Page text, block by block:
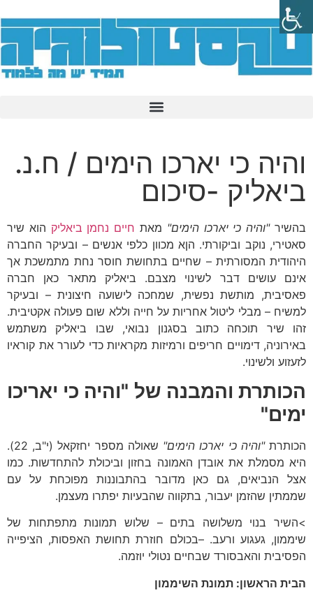
והיה כי יארכו הימים / ח.נ.
ביאליק -סיכום
בהשיר"והיה כי יארכו הימים" מאת חיים נחמן ביאליק הוא שיר
סאטירי, נוקב וביקורתי. הןא מכוון כלפי אנשים – ובעיקר החברה
היהודית המסורתית – שחיים בתחושת חוסר נחת מתמשכת אך
אינם עושים דבר לשינוי מצבם. ביאליק מתאר כאן חברה
פאסיבית, מותשת נפשית, שמחכה לישועה חיצונית – ובעיקר
למשיח – מבלי ליטול אחריות על חייה וללא שום פעולה אקטיבית.
זהו שיר תוכחה כתוב בסגנון נבואי, שבו ביאליק משתמש
באירוניה, דימויים חריפים ורמיזות מקראיות כדי לעורר את קוראיו
לזעזוע ולשינוי.
הכותרת והמבנה של "והיה כי יאריכו
ימים"
הכותרת"והיה כי יארכו הימים"
שאולה מספר יחזקאל (י"ב, 22).
היא מסמלת את אובדן האמונה בחזון וביכולת להתחדשות. כמו
אצל הנביאים, גם כאן מדובר בהתבוננות מפוכחת על עם
שממתין שהזמן יעבור, בתקווה שהבעיות יפתרו מעצמן.
>השיר בנוי משלושה בתים – שלוש תמונות מתפתחות של
שיממון, געגוע ורעב. –בכולם חוזרת תחושת האפסות, הציפייה
הפסיבית והאבסורד שבחיים נטולי יוזמה.
הבית הראשון: תמונת השיממון